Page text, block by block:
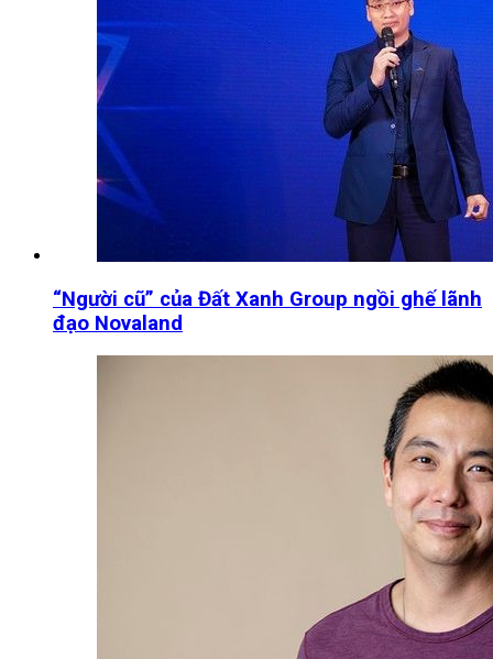
“Người cũ” của Đất Xanh Group ngồi ghế lãnh
đạo Novaland